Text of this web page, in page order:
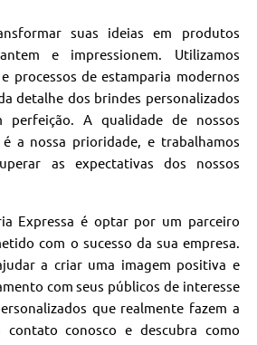
suas ideias em produtos
e impressionem. Utilizamos
processos de estamparia modernos
detalhe dos brindes personalizados
perfeição. A qualidade de nossos
a nossa prioridade, e trabalhamos
as expectativas dos nossos
Expressa é optar por um parceiro
com o sucesso da sua empresa.
a criar uma imagem positiva e
com seus públicos de interesse
que realmente fazem a
contato conosco e descubra como